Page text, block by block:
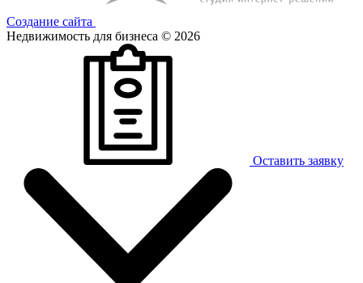
Создание сайта
Недвижимость для бизнеса © 2026
Оставить заявку